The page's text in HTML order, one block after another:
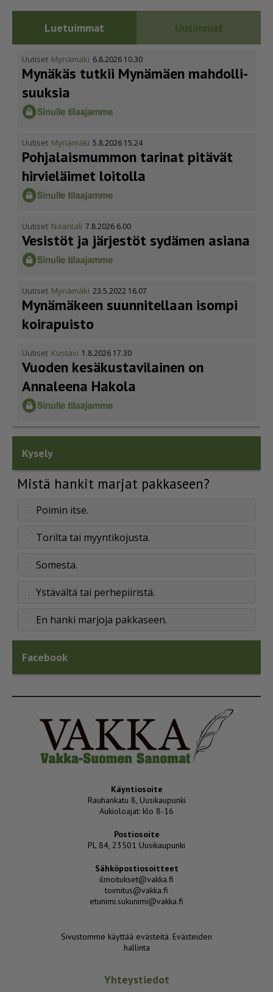
Luetuimmat Uusimmat
Uutiset Mynämäki 6.8.2026 10.30
Mynäkäs tutkii Mynämäen mahdol­li­
suuksia
Uutiset Mynämäki 5.8.2026 15.24
Pohja­lais­mummon tarinat pitävät
hirvieläimet loitolla
Uutiset Naantali 7.8.2026 6.00
Vesistöt ja järjestöt sydämen asiana
Uutiset Mynämäki 23.5.2022 16.07
Mynämäkeen suunnitellaan isompi
koirapuisto
Uutiset Kustavi 1.8.2026 17.30
Vuoden kesäkus­ta­vi­lainen on
Annaleena Hakola
Kysely
Mistä hankit marjat pakkaseen?
Poimin itse.
Torilta tai myyntikojusta.
Somesta.
Ystävältä tai perhepiiristä.
En hanki marjoja pakkaseen.
Facebook
Käyntiosoite
Rauhankatu 8, Uusikaupunki
Aukioloajat: klo 8-16
Postiosoite
PL 84, 23501 Uusikaupunki
Sähköpostiosoitteet
ilmoitukset@vakka.fi
toimitus@vakka.fi
etunimi.sukunimi@vakka.fi
Sivustomme käyttää evästeitä. Evästeiden
hallinta
Yhteystiedot